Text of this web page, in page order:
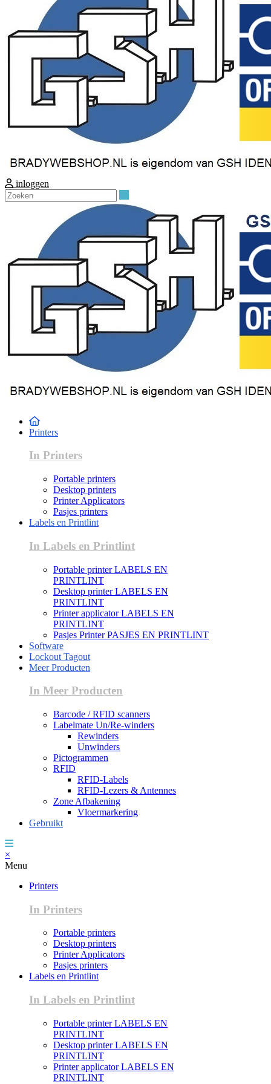
inloggen
Printers
In Printers
Portable printers
Desktop printers
Printer Applicators
Pasjes printers
Labels en Printlint
In Labels en Printlint
Portable printer LABELS EN
PRINTLINT
Desktop printer LABELS EN
PRINTLINT
Printer applicator LABELS EN
PRINTLINT
Pasjes Printer PASJES EN PRINTLINT
Software
Lockout Tagout
Meer Producten
In Meer Producten
Barcode / RFID scanners
Labelmate Un/Re-winders
Rewinders
Unwinders
Pictogrammen
RFID
RFID-Labels
RFID-Lezers & Antennes
Zone Afbakening
Vloermarkering
Gebruikt
×
Menu
Printers
In Printers
Portable printers
Desktop printers
Printer Applicators
Pasjes printers
Labels en Printlint
In Labels en Printlint
Portable printer LABELS EN
PRINTLINT
Desktop printer LABELS EN
PRINTLINT
Printer applicator LABELS EN
PRINTLINT